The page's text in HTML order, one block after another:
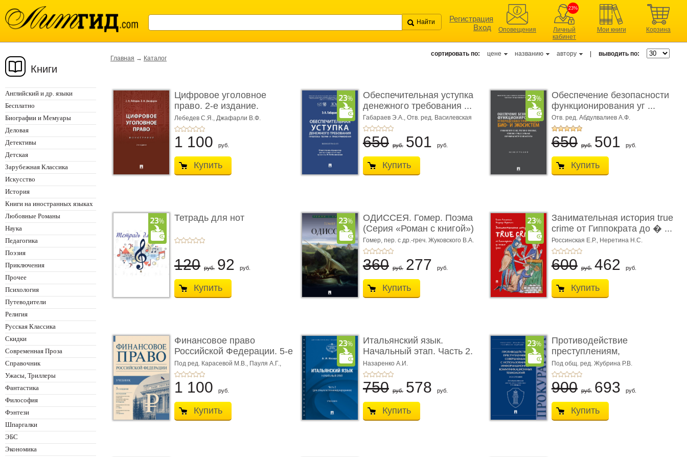
Регистрация
Вход
Оповещения
23%
Личный
кабинет
Мои книги Корзина
Книги
Английский и др. языки
Бесплатно
Биографии и Мемуары
Деловая
Детективы
Детская
Зарубежная Классика
Искусство
История
Книги на иностранных языках
Любовные Романы
Наука
Педагогика
Поэзия
Приключения
Прочее
Психология
Путеводители
Религия
Русская Классика
Скидки
Современная Проза
Справочник
Ужасы, Триллеры
Фантастика
Философия
Фэнтези
Шпаргалки
ЭБС
Экономика
Главная → Каталог
сортировать по: цене названию автору выводить по:
Цифровое уголовное
право. 2-е издание.
Монограф ...
Лебедев С.Я., Джафарли В.Ф.
1 100 руб.
Купить
Обеспечительная уступка
денежного требования ...
Габараев Э.А., Отв. ред. Василевская
Л.Ю.,вступ. сл. Каретина М.Г.
650 руб. 501 руб.
Купить
Обеспечение безопасности
функционирования уг ...
Отв. ред. Абдулвалиев А.Ф.
650 руб. 501 руб.
Купить
Тетрадь для нот
120 руб. 92 руб.
Купить
ОДИССЕЯ. Гомер. Поэма
(Серия «Роман с книгой»)
Гомер, пер. с др.-греч. Жуковского В.А.
360 руб. 277 руб.
Купить
Занимательная история true
crime от Гиппократа до � ...
Россинская Е.Р., Неретина Н.С.
600 руб. 462 руб.
Купить
Финансовое право
Российской Федерации. 5-е
изд� ...
Под ред. Карасевой М.В., Пауля А.Г.,
Красюкова А.В.
1 100 руб.
Купить
Итальянский язык.
Начальный этап. Часть 2.
Учеб� ...
Назаренко А.И.
750 руб. 578 руб.
Купить
Противодействие
преступлениям,
совершаемым с ...
Под общ. ред. Жубрина Р.В.
900 руб. 693 руб.
Купить